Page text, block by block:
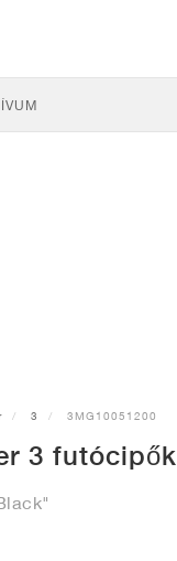
3 3MG10051200
3 futócipők